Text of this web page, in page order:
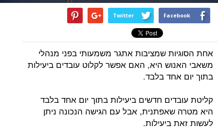
Facebook
Twitter
אחת הסוגיות שמציבות אתגר משמעותי בפני מנהלי
משאבי האנוש היא, האם אפשר לקלוט עובדים ביעילות
בתוך יום אחד בלבד.
קליטת עובדים חדשים ביעילות בתוך יום אחד בלבד
היא מטרה שאפתנית, אבל עם הגישה הנכונה ניתן
לעשות זאת ביעילות.